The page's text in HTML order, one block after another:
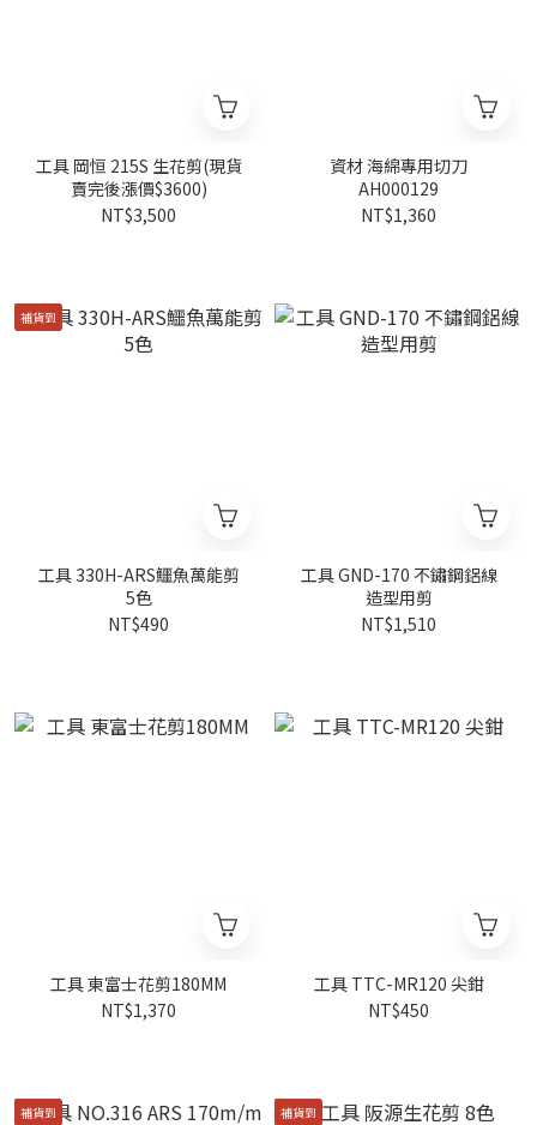
工具 岡恒 215S 生花剪(現貨
賣完後漲價$3600)
NT$3,500
資材 海綿專用切刀
AH000129
NT$1,360
補貨到
工具 330H-ARS鱷魚萬能剪
5色
NT$490
工具 GND-170 不鏽鋼鋁線
造型用剪
NT$1,510
工具 東富士花剪180MM
NT$1,370
工具 TTC-MR120 尖鉗
NT$450
補貨到 補貨到